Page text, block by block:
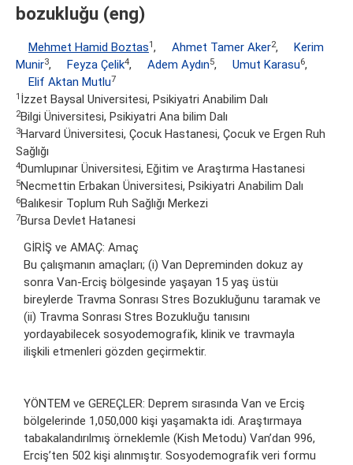
bozukluğu (eng)
Mehmet Hamid Boztas1, Ahmet Tamer Aker2,
Kerim
Munir3, Feyza Çelik4, Adem Aydın5, Umut Karasu6,
Elif Aktan Mutlu7
1 İzzet Baysal Universitesi, Psikiyatri Anabilim Dalı
2Bilgi Üniversitesi, Psikiyatri Ana bilim Dalı
3Harvard Üniversitesi, Çocuk Hastanesi, Çocuk ve Ergen Ruh
Sağlığı
4Dumlupınar Üniversitesi, Eğitim ve Araştırma Hastanesi
5Necmettin Erbakan Üniversitesi, Psikiyatri Anabilim Dalı
6Balıkesir Toplum Ruh Sağlığı Merkezi
7Bursa Devlet Hatanesi
GİRİŞ ve AMAÇ: Amaç
Bu çalışmanın amaçları; (i) Van Depreminden dokuz ay
sonra Van-Erciş bölgesinde yaşayan 15 yaş üstüı
bireylerde Travma Sonrası Stres Bozukluğunu taramak ve
(ii) Travma Sonrası Stres Bozukluğu tanısını
yordayabilecek sosyodemografik, klinik ve travmayla
ilişkili etmenleri gözden geçirmektir.
YÖNTEM ve GEREÇLER: Deprem sırasında Van ve Erciş
bölgelerinde 1,050,000 kişi yaşamakta idi. Araştırmaya
tabakalandırılmış örneklemle (Kish Metodu) Van’dan 996,
Erciş’ten 502 kişi alınmıştır. Sosyodemografik veri formu